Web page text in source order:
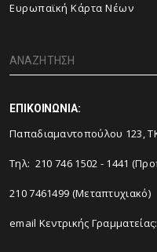
Ευρωπαϊκή Κάρτα Νέων
ΕΠΙΚΟΙΝΩΝΙΑ:
Παπαδιαμαντοπούλου 123,
Τηλ: 210 746 1502 - 1441
210 7461499 (Μεταπτυχιακό)
email Κεντρικής Γραμματείας: